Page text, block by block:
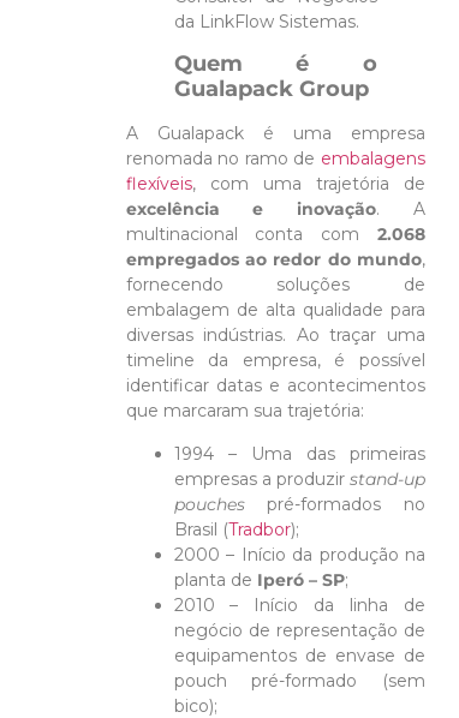
da LinkFlow Sistemas.
Quem é o
Gualapack Group
A Gualapack é uma empresa
renomada no ramo de embalagens
flexíveis, com uma trajetória de
excelência e inovação. A
multinacional conta com2.068
empregados ao redor do mundo,
fornecendo soluções de
embalagem de alta qualidade para
diversas indústrias. Ao traçar uma
timeline da empresa, é possível
identificar datas e acontecimentos
que marcaram sua trajetória:
1994 – Uma das primeiras
empresas a produzirstand-up
pouchespré-formados no
Brasil (Tradbor);
2000 – Início da produção na
planta de Iperó – SP;
2010 – Início da linha de
negócio de representação de
equipamentos de envase de
pouch pré-formado (sem
bico);